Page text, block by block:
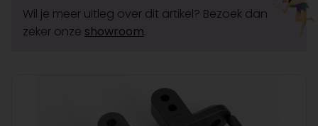
Wil je meer uitleg over dit artikel? Bezoek dan
zeker onze showroom.